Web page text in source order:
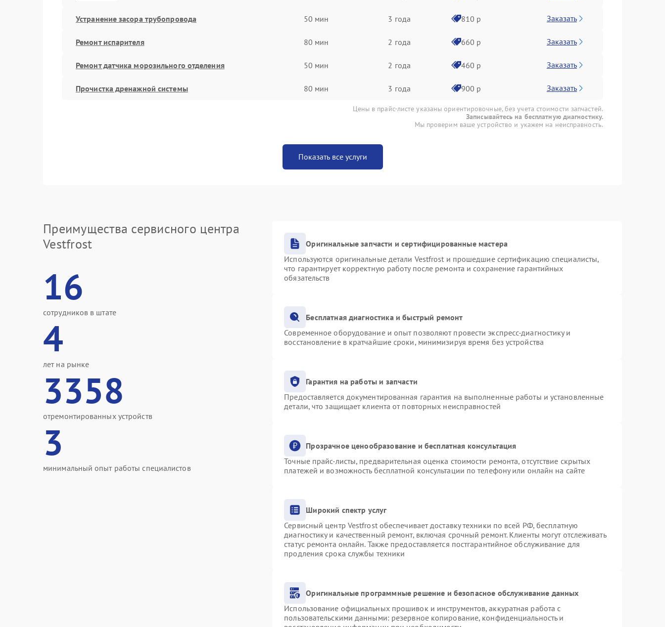
Устранение засора трубопровода 50 мин 3 года 810 р Заказать
Ремонт испарителя 80 мин 2 года 660 р Заказать
Ремонт датчика морозильного отделения 50 мин 2 года 460 р Заказать
Прочистка дренажной системы 80 мин 3 года 900 р Заказать
Цены в прайс-листе указаны ориентировочные, без учета стоимости запчастей.
Записывайтесь на бесплатную диагностику.
Мы проверим ваше устройство и укажем на неисправность.
Показать все услуги
Преимущества сервисного центра
Vestfrost
16
сотрудников в штате
4
лет на рынке
3358
отремонтированных устройств
3
минимальный опыт работы специалистов
Оригинальные запчасти и сертифицированные мастера
Используются оригинальные детали Vestfrost и прошедшие сертификацию специалисты,
что гарантирует корректную работу после ремонта и сохранение гарантийных
обязательств
Бесплатная диагностика и быстрый ремонт
Современное оборудование и опыт позволяют провести экспресс-диагностику и
восстановление в кратчайшие сроки, минимизируя время без устройства
Гарантия на работы и запчасти
Предоставляется документированная гарантия на выполненные работы и установленные
детали, что защищает клиента от повторных неисправностей
Прозрачное ценообразование и бесплатная консультация
Точные прайс-листы, предварительная оценка стоимости ремонта, отсутствие скрытых
платежей и возможность бесплатной консультации по телефону или онлайн на сайте
Широкий спектр услуг
Сервисный центр Vestfrost обеспечивает доставку техники по всей РФ, бесплатную
диагностику и качественный ремонт, включая срочный ремонт. Клиенты могут отслеживать
статус ремонта онлайн. Также предоставляется постгарантийное обслуживание для
продления срока службы техники
Оригинальные программные решение и безопасное обслуживание данных
Использование официальных прошивок и инструментов, аккуратная работа с
пользовательскими данными: резервное копирование, конфиденциальность и